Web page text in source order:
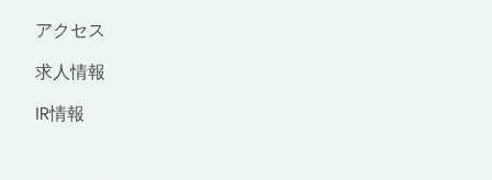
アクセス
求人情報
IR情報